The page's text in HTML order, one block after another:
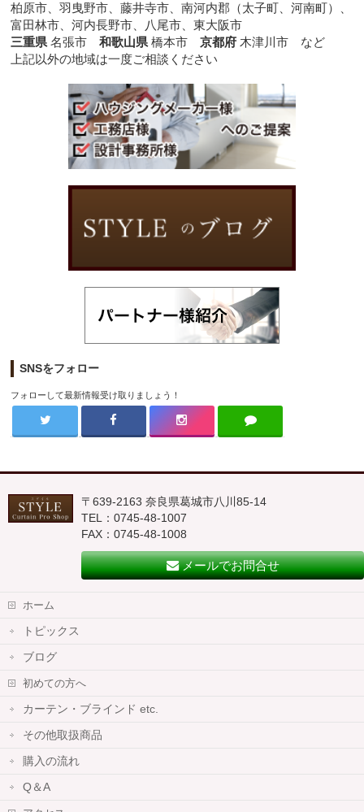
柏原市、羽曳野市、藤井寺市、南河内郡（太子町、河南町）、
富田林市、河内長野市、八尾市、東大阪市
三重県 名張市和歌山県 橋本市京都府 木津川市 など
上記以外の地域は一度ご相談ください
SNSをフォロー
フォローして最新情報受け取りましょう！
〒639-2163 奈良県葛城市八川85-14
TEL：0745-48-1007
FAX：0745-48-1008
メールでお問合せ
ホーム
トピックス
ブログ
初めての方へ
カーテン・ブラインド etc.
その他取扱商品
購入の流れ
Q＆A